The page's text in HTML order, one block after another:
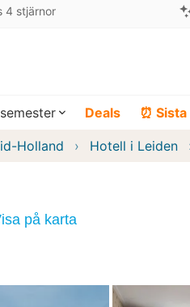
4 stjärnor
Deals ⏰
Holland Hotell i Leiden
på karta